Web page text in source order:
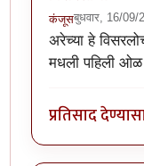
कंजूसबुधवार, 16/09/
अरेच्या हे
मधली पहिली
प्रतिसाद